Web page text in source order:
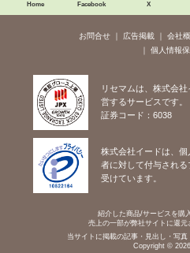
Home Facebook X
お問合せ 広告掲載 会社
個人情報
リセマムは、株式会
営するサービスです。
証券コード：6038
株式会社イードは、
者に対して付与され
受けています。
紹介した商品/サービスを購
売上の一部が弊社サイトに還元
当サイトに掲載の記事・見出し・写真
Copyright ©